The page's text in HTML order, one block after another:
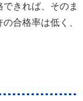
きれば、そのま
合格率は低く、